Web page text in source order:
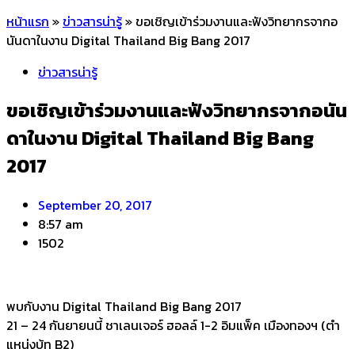
หน้าแรก »ข่าวสารน่ารู้»ขอเชิญเข้าร่วมงานและฟังวิทยากรจากอ
นันดาในงาน Digital Thailand Big Bang 2017
ข่าวสารน่ารู้
ขอเชิญเข้าร่วมงานและฟังวิทยากรจากอนัน
ดาในงาน Digital Thailand Big Bang
2017
September 20, 2017
8:57 am
1502
พบกับงาน Digital Thailand Big Bang 2017
21 – 24 กันยายนนี้ ชาเลนเจอร์ ฮอลล์ 1-2 อิมแพ็ค เมืองทองฯ (ตำ
แหน่งบู้ท B2)